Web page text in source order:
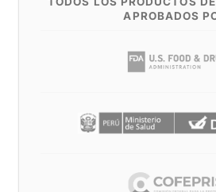
APROBADOS